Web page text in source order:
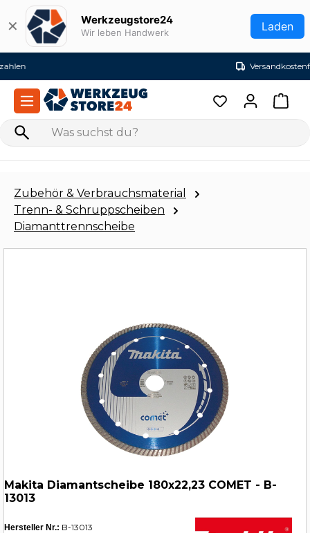
Zum Hauptinhalt springen
✕ Werkzeugstore24
Wir leben Handwerk Laden
Zubehör & Verbrauchsmaterial
Trenn- & Schruppscheiben
Diamanttrennscheibe
Makita Diamantscheibe 180x22,23 COMET - B-
13013
Hersteller Nr.: B-13013